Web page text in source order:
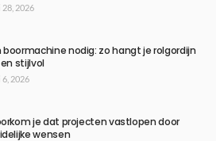
28, 2026
boormachine nodig: zo hangt je rolgordijn
stijlvol
6, 2026
je dat projecten vastlopen door
wensen